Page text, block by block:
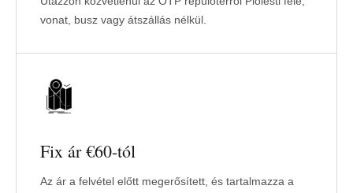
vonat, busz vagy átszállás nélkül.
Fix ár €60-tól
Az ár a felvétel előtt megerősített, és tartalmazza a